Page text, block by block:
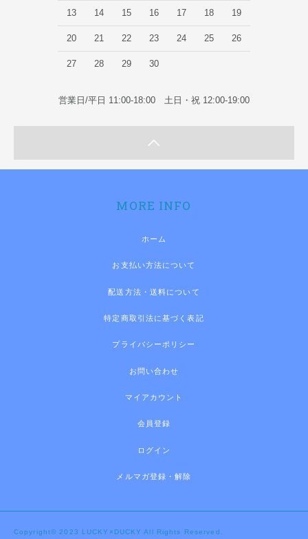
13 14 15 16 17 18 19
20 21 22 23 24 25 26
27 28 29 30
営業日/平日 11:00-18:00 土日・祝 12:00-19:00
MORE INFO
ホーム
お支払い方法について
配送方法・送料について
特定商取引法に基づく表記
プライバシーポリシー
お問い合わせ
マイアカウント
会員登録
ログイン
メルマガ登録・解除
Copyright© 2023 LUCKY×DUCKY All Rights Reserved.